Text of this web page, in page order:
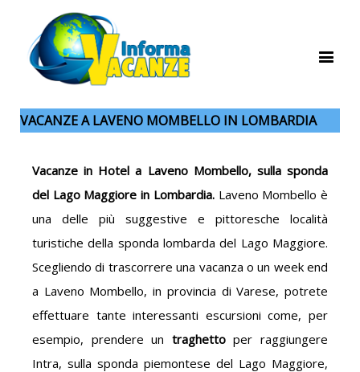
VACANZE A LAVENO MOMBELLO IN LOMBARDIA
Vacanze in Hotel a Laveno Mombello, sulla sponda
del Lago Maggiore in Lombardia. Laveno Mombello è
una delle più suggestive e pittoresche località
turistiche della sponda lombarda del Lago Maggiore.
Scegliendo di trascorrere una vacanza o un week end
a Laveno Mombello, in provincia di Varese, potrete
effettuare tante interessanti escursioni come, per
esempio, prendere un traghettoper raggiungere
Intra, sulla sponda piemontese del Lago Maggiore,